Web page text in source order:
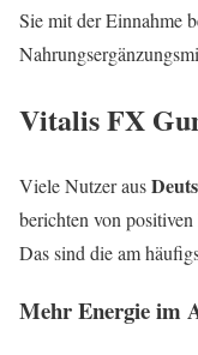
Sie mit der Einnahme
Vitalis FX
Viele Nutzer aus
berichten von
Das sind die am
Mehr Energie im